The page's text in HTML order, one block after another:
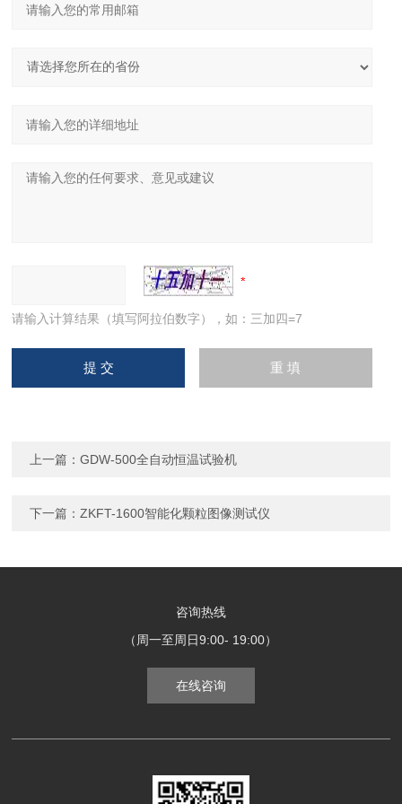
请输入计算结果（填写阿拉伯数字），如：三加四=7
上一篇：GDW-500全自动恒温试验机
下一篇：ZKFT-1600智能化颗粒图像测试仪
咨询热线
（周一至周日9:00- 19:00）
在线咨询